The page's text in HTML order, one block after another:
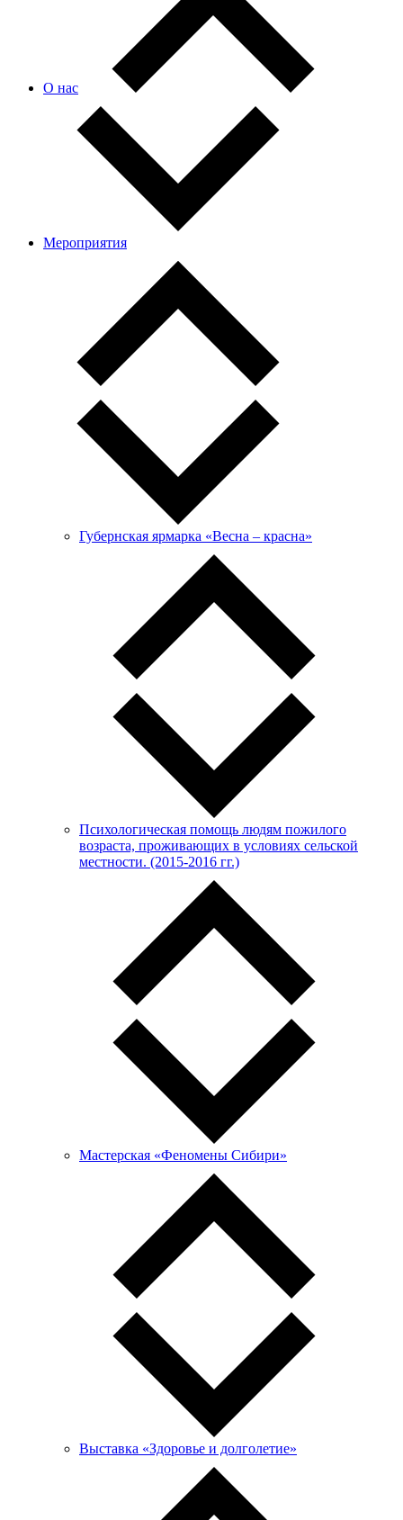
О нас
Мероприятия
Губернская ярмарка «Весна – красна»
Психологическая помощь людям пожилого
возраста, проживающих в условиях сельской
местности. (2015-2016 гг.)
Мастерская «Феномены Сибири»
Выставка «Здоровье и долголетие»